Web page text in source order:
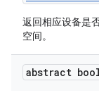
返回相应设备是
空间。
abstract